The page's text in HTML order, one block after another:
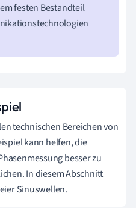
festen Bestandteil
technischen Bereichen von
kann helfen, die
besser zu
In diesem Abschnitt
Sinuswellen.